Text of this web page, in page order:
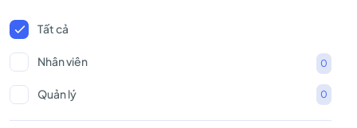
Tất cả
Nhân viên 0
Quản lý 0